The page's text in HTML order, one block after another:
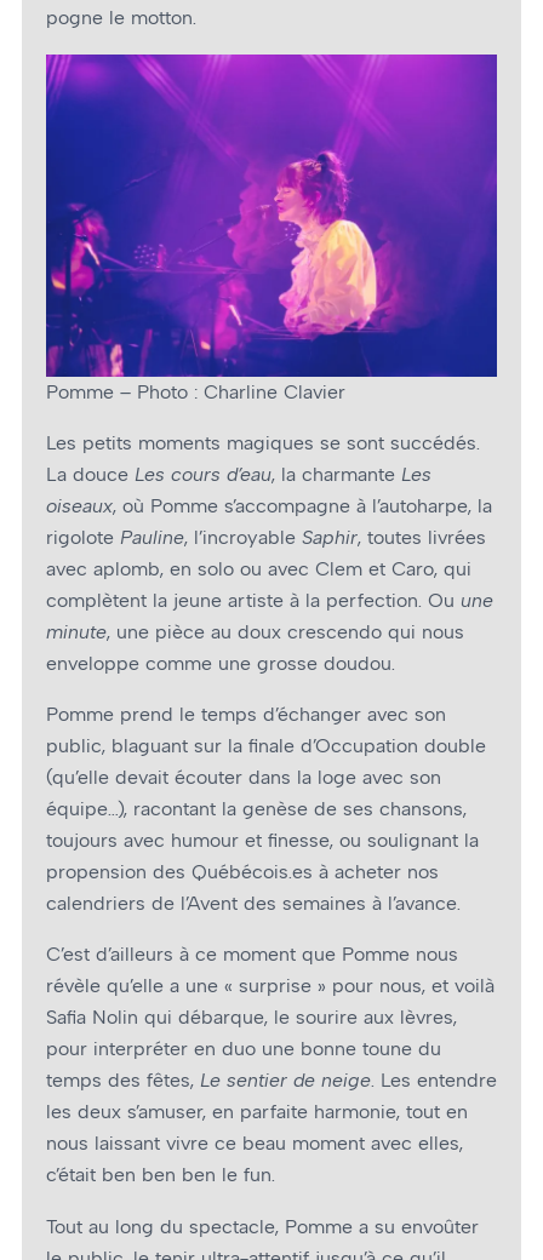
pogne le motton.
Pomme – Photo : Charline Clavier
Les petits moments magiques se sont succédés.
La douce Les cours d’eau, la charmante Les
oiseaux, où Pomme s’accompagne à l’autoharpe, la
rigolote Pauline, l’incroyable Saphir, toutes livrées
avec aplomb, en solo ou avec Clem et Caro, qui
complètent la jeune artiste à la perfection. Ou une
minute, une pièce au doux crescendo qui nous
enveloppe comme une grosse doudou.
Pomme prend le temps d’échanger avec son
public, blaguant sur la finale d’Occupation double
(qu’elle devait écouter dans la loge avec son
équipe…), racontant la genèse de ses chansons,
toujours avec humour et finesse, ou soulignant la
propension des Québécois.es à acheter nos
calendriers de l’Avent des semaines à l’avance.
C’est d’ailleurs à ce moment que Pomme nous
révèle qu’elle a une « surprise » pour nous, et voilà
Safia Nolin qui débarque, le sourire aux lèvres,
pour interpréter en duo une bonne toune du
temps des fêtes, Le sentier de neige. Les entendre
les deux s’amuser, en parfaite harmonie, tout en
nous laissant vivre ce beau moment avec elles,
c’était ben ben ben le fun.
Tout au long du spectacle, Pomme a su envoûter